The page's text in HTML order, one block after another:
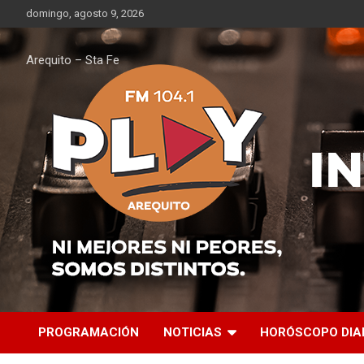
al
contenido
domingo, agosto 9, 2026
Arequito – Sta Fe
PROGRAMACIÓN NOTICIAS HORÓSCOPO